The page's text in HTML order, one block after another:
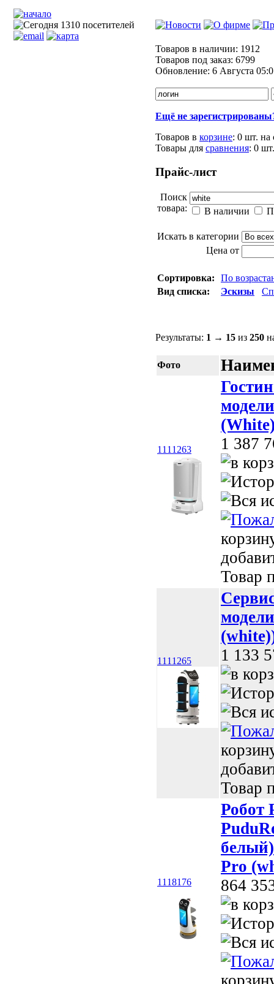
Товаров в наличии: 1912
Товаров под заказ: 6799
Обновление: 6 Августа
Ещё не
Товаров в корзине: 0 шт. на
Товары для сравнения: 0 шт.
Прайс-лист
Поиск
товара:
В наличии
Искать в категории
Цена от
Сортировка:
По
Вид списка:
Эскизы
Результаты: 1 → 15 из 250
Фото
1111263
1 387
Товар
1111265
1 133
Товар
1118176
Робот
Pro
864